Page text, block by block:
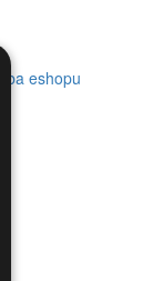
eshopu